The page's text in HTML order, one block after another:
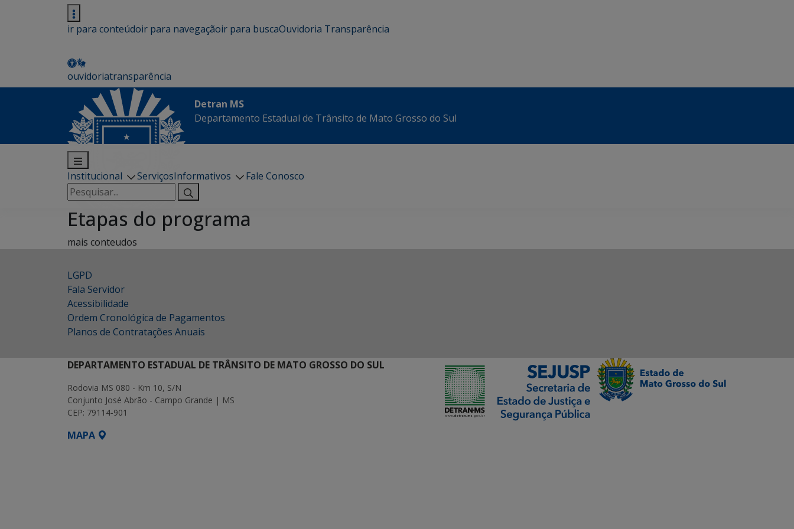
ir para conteúdoir para navegaçãoir para buscaOuvidoria Transparência
ouvidoriatransparência
Detran MS
Departamento Estadual de Trânsito de Mato Grosso do Sul
Institucional ServiçosInformativos
Fale Conosco
Pesquisar
por:
Etapas do programa
mais conteudos
LGPD
Fala Servidor
Acessibilidade
Ordem Cronológica de Pagamentos
Planos de Contratações Anuais
DEPARTAMENTO ESTADUAL DE TRÂNSITO DE MATO GROSSO DO SUL
Rodovia MS 080 - Km 10, S/N
Conjunto José Abrão - Campo Grande | MS
CEP: 79114-901
MAPA